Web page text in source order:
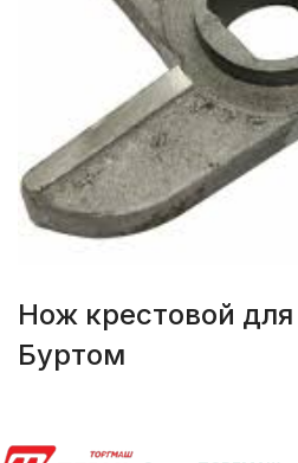
Нож крестовой
Буртом